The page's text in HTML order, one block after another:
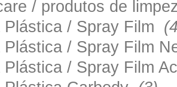
/ produtos de
Plástica / Spray Film
Plástica / Spray Film
Plástica / Spray Film